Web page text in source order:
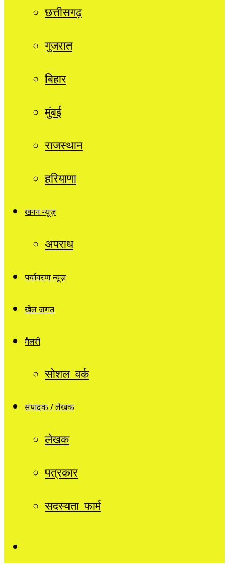
छत्तीसगढ़
गुजरात
बिहार
मुंबई
राजस्थान
हरियाणा
खनन न्यूज़
अपराध
पर्यावरण न्यूज़
खेल जगत
गैलरी
सोशल वर्क
संपादक / लेखक
लेखक
पत्रकार
सदस्यता फार्म